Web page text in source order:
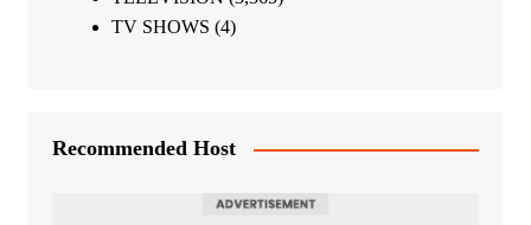
TV SHOWS (4)
Recommended Host